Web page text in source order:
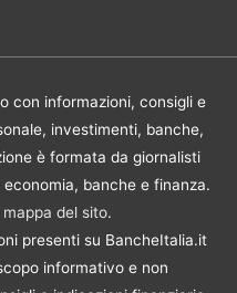
con informazioni, consigli e
investimenti, banche,
è formata da giornalisti
banche e finanza.
mappa del sito.
presenti su BancheItalia.it
informativo e non